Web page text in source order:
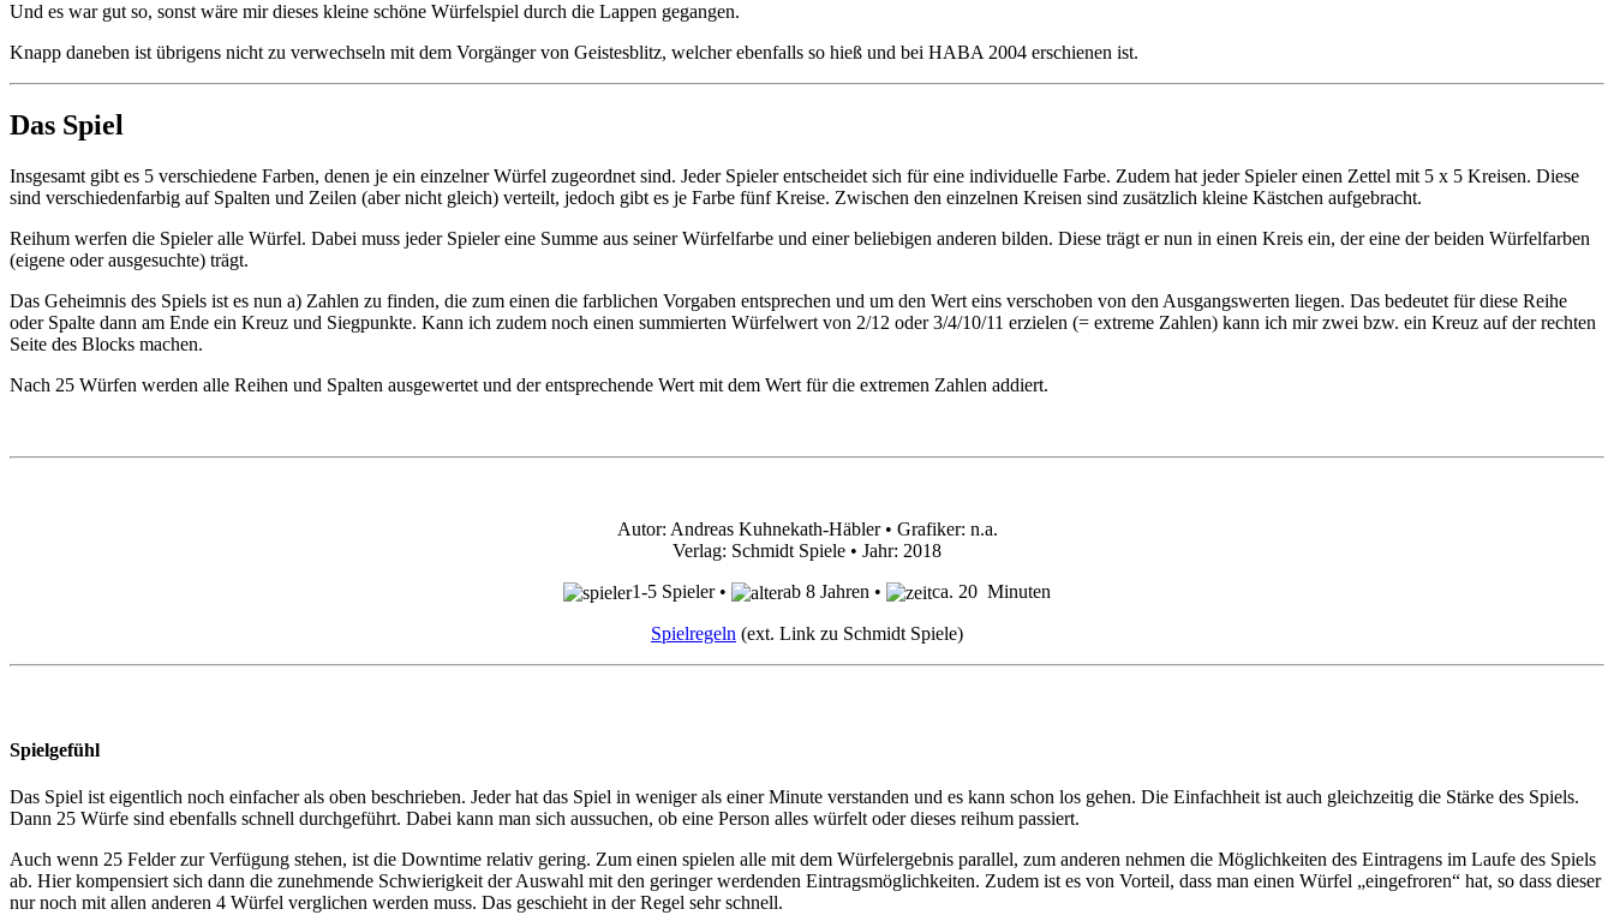
Und es war gut so, sonst wäre mir dieses kleine schöne Würfelspiel durch die Lappen gegangen.
Knapp daneben ist übrigens nicht zu verwechseln mit dem Vorgänger von Geistesblitz, welcher ebenfalls so hieß und bei HABA 2004 erschienen ist.
Das Spiel
Insgesamt gibt es 5 verschiedene Farben, denen je ein einzelner Würfel zugeordnet sind. Jeder Spieler entscheidet sich für eine individuelle Farbe. Zudem hat jeder Spieler einen Zettel mit 5 x 5 Kreisen. Diese
sind verschiedenfarbig auf Spalten und Zeilen (aber nicht gleich) verteilt, jedoch gibt es je Farbe fünf Kreise. Zwischen den einzelnen Kreisen sind zusätzlich kleine Kästchen aufgebracht.
Reihum werfen die Spieler alle Würfel. Dabei muss jeder Spieler eine Summe aus seiner Würfelfarbe und einer beliebigen anderen bilden. Diese trägt er nun in einen Kreis ein, der eine der beiden Würfelfarben
(eigene oder ausgesuchte) trägt.
Das Geheimnis des Spiels ist es nun a) Zahlen zu finden, die zum einen die farblichen Vorgaben entsprechen und um den Wert eins verschoben von den Ausgangswerten liegen. Das bedeutet für diese Reihe
oder Spalte dann am Ende ein Kreuz und Siegpunkte. Kann ich zudem noch einen summierten Würfelwert von 2/12 oder 3/4/10/11 erzielen (= extreme Zahlen) kann ich mir zwei bzw. ein Kreuz auf der rechten
Seite des Blocks machen.
Nach 25 Würfen werden alle Reihen und Spalten ausgewertet und der entsprechende Wert mit dem Wert für die extremen Zahlen addiert.
Autor: Andreas Kuhnekath-Häbler • Grafiker: n.a.
Verlag: Schmidt Spiele • Jahr: 2018
1-5 Spieler •
ab 8 Jahren • ca. 20 Minuten
Spielregeln (ext. Link zu Schmidt Spiele)
Spielgefühl
Das Spiel ist eigentlich noch einfacher als oben beschrieben. Jeder hat das Spiel in weniger als einer Minute verstanden und es kann schon los gehen. Die Einfachheit ist auch gleichzeitig die Stärke des Spiels.
Dann 25 Würfe sind ebenfalls schnell durchgeführt. Dabei kann man sich aussuchen, ob eine Person alles würfelt oder dieses reihum passiert.
Auch wenn 25 Felder zur Verfügung stehen, ist die Downtime relativ gering. Zum einen spielen alle mit dem Würfelergebnis parallel, zum anderen nehmen die Möglichkeiten des Eintragens im Laufe des Spiels
ab. Hier kompensiert sich dann die zunehmende Schwierigkeit der Auswahl mit den geringer werdenden Eintragsmöglichkeiten. Zudem ist es von Vorteil, dass man einen Würfel „eingefroren“ hat, so dass dieser
nur noch mit allen anderen 4 Würfel verglichen werden muss. Das geschieht in der Regel sehr schnell.